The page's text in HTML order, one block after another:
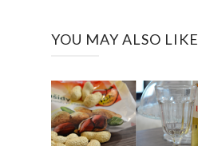
YOU MAY ALSO LIKE